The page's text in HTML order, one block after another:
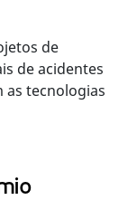
de
de acidentes
as tecnologias